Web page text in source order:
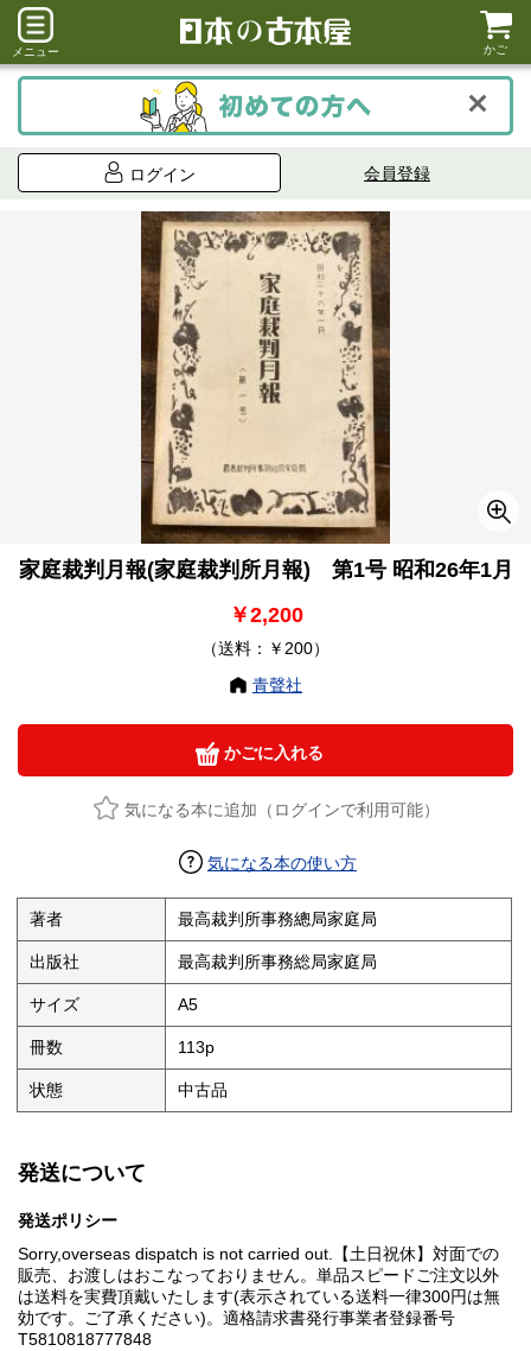
メニュー かご
ログイン 会員登録
家庭裁判月報(家庭裁判所月報) 第1号 昭和26年1月
￥2,200
（送料：￥200）
青聲社
かごに入れる
気になる本に追加（ログインで利用可能）
気になる本の使い方
著者 最高裁判所事務總局家庭局
出版社 最高裁判所事務総局家庭局
サイズ A5
冊数 113p
状態 中古品
発送について
発送ポリシー
Sorry,overseas dispatch is not carried out.【土日祝休】対面での
販売、お渡しはおこなっておりません。単品スピードご注文以外
は送料を実費頂戴いたします(表示されている送料一律300円は無
効です。ご了承ください)。適格請求書発行事業者登録番号
T5810818777848